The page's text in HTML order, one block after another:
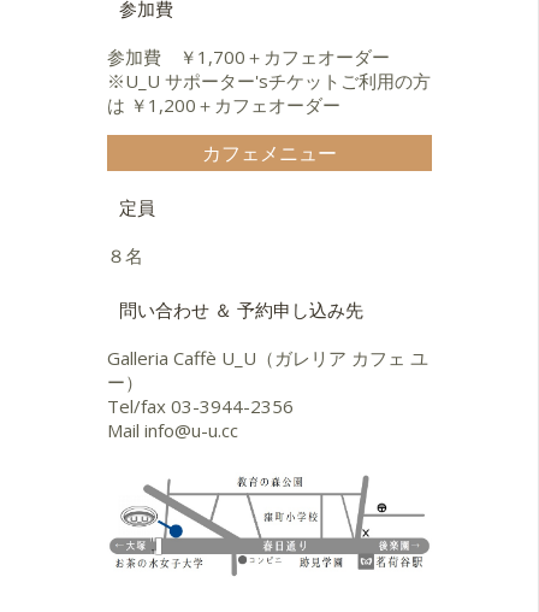
参加費
参加費 ￥1,700＋カフェオーダー
※U_U サポーター'sチケットご利用の方
は ￥1,200＋カフェオーダー
カフェメニュー
定員
８名
問い合わせ ＆ 予約申し込み先
Galleria Caffè U_U（ガレリア カフェ ユ
ー）
Tel/fax 03-3944-2356
Mail info@u-u.cc